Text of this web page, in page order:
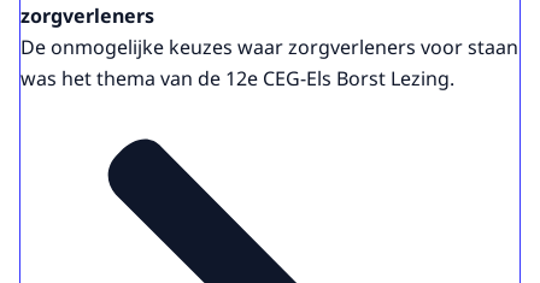
zorgverleners
De onmogelijke keuzes waar zorgverleners voor staan
was het thema van de 12e CEG-Els Borst Lezing.